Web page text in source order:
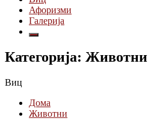
Афоризми
Галерија
Категорија: Животни
Виц
Дома
Животни